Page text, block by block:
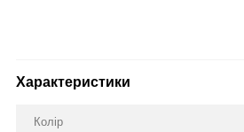
Характеристики
Колір